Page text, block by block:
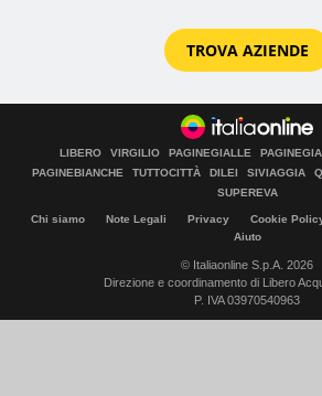
TROVA AZIENDE
LIBERO VIRGILIO PAGINEGIALLE
PAGINEBIANCHE
TUTTOCITTÀ DILEI SIVIAGGIA
SUPEREVA
Chi siamo Note Legali Privacy Cookie
Aiuto
© Italiaonline S.p.A. 2026
Direzione e coordinamento di Libero
P. IVA 03970540963